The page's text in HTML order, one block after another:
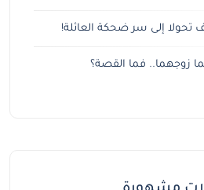
تحولا إلى سر ضحكة العائلة!
زوجهما.. فما القصة؟